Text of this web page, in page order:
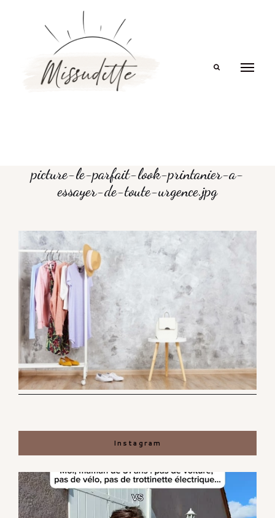
picture-le-parfait-look-printanier-a-
essayer-de-toute-urgence.jpg
Instagram